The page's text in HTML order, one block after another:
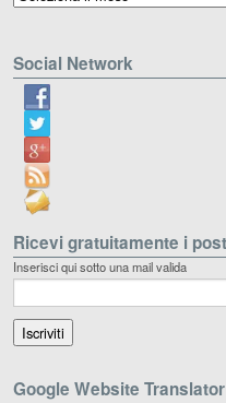
Social Network
Ricevi gratuitamente i
Inserisci qui sotto una mail valida
Google Website Translator